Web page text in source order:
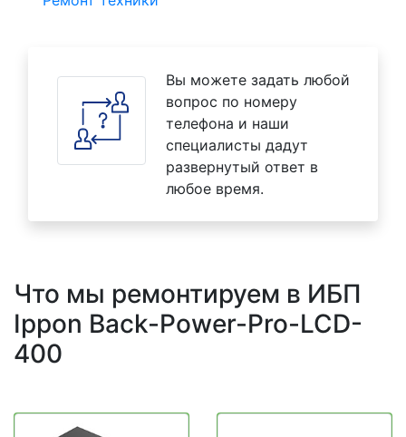
Вы можете задать любой
вопрос по номеру
телефона и наши
специалисты дадут
развернутый ответ в
любое время.
Что мы ремонтируем в ИБП
Ippon Back-Power-Pro-LCD-
400